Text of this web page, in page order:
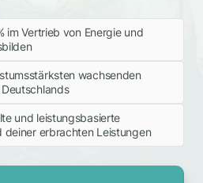
im Vertrieb von Energie und
wachsenden
und leistungsbasierte
deiner erbrachten Leistungen